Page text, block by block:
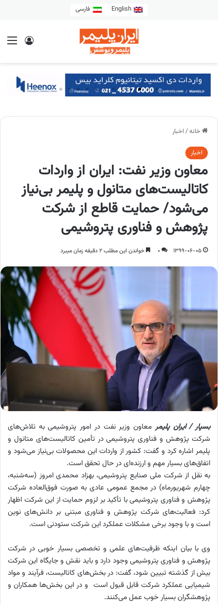
English فارسی
خانه/ اخبار
اخبار
معاون وزیر نفت: ایران از واردات
کاتالیست‌های متانول و پلیمر بی‌نیاز
می‌شود/ حمایت قاطع از شرکت
پژوهش و فناوری پتروشیمی
1399-06-05
0 خواندن این مطلب 2 دقیقه زمان میبرد
بسپار / ایران پلیمرمعاون وزیر نفت در امور پتروشیمی به تلاش‌های
شرکت پژوهش و فناوری پتروشیمی در تأمین کاتالیست‌های متانول و
پلیمر اشاره کرد و گفت: کشور از واردات این محصولات بی‌نیاز می‌شود و
اتفاق‌های بسیار مهم و ارزنده‌ای در حال تحقق است.
به نقل از شرکت ملی صنایع پتروشیمی، بهزاد محمدی امروز (سه‌شنبه،
چهارم شهریورماه) در مجمع عمومی عادی به صورت فوق‌العاده شرکت
پژوهش و فناوری پتروشیمی با تأکید بر لزوم حمایت از این شرکت اظهار
کرد: فعالیت‌های شرکت پژوهش و فناوری مبتنی بر دانش‌های نوین
است و با وجود برخی مشکلات عملکرد این شرکت ستودنی است.
وی با بیان اینکه ظرفیت‌های علمی و تخصصی بسیار خوبی در شرکت
پژوهش و فناوری پتروشیمی وجود دارد و باید نقش و جایگاه این شرکت
بیش از گذشته تبیین شود، گفت: در بخش‌های کاتالیست، فرآیند و مواد
شیمیایی عملکرد شرکت قابل قبول است و در این بخش‌ها همکاران و
پژوهشگران بسیار خوب عمل می‌کنند.